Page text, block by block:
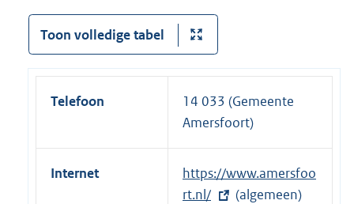
Toon volledige tabel
Telefoon
14 033 (Gemeente
Amersfoort)
Internet
E
x
https://www.amersfoo
rt.nl/
(algemeen)